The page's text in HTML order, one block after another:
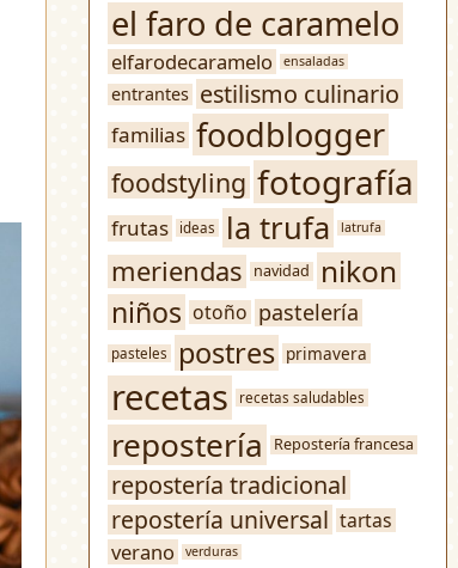
el faro de caramelo
elfarodecaramelo ensaladas
entrantes estilismo culinario
familias foodblogger
foodstyling fotografía
frutas ideas la trufa latrufa
meriendas navidad nikon
niños otoño pastelería
pasteles postres primavera
recetas recetas saludables
repostería Repostería francesa
repostería tradicional
repostería universal tartas
verano verduras